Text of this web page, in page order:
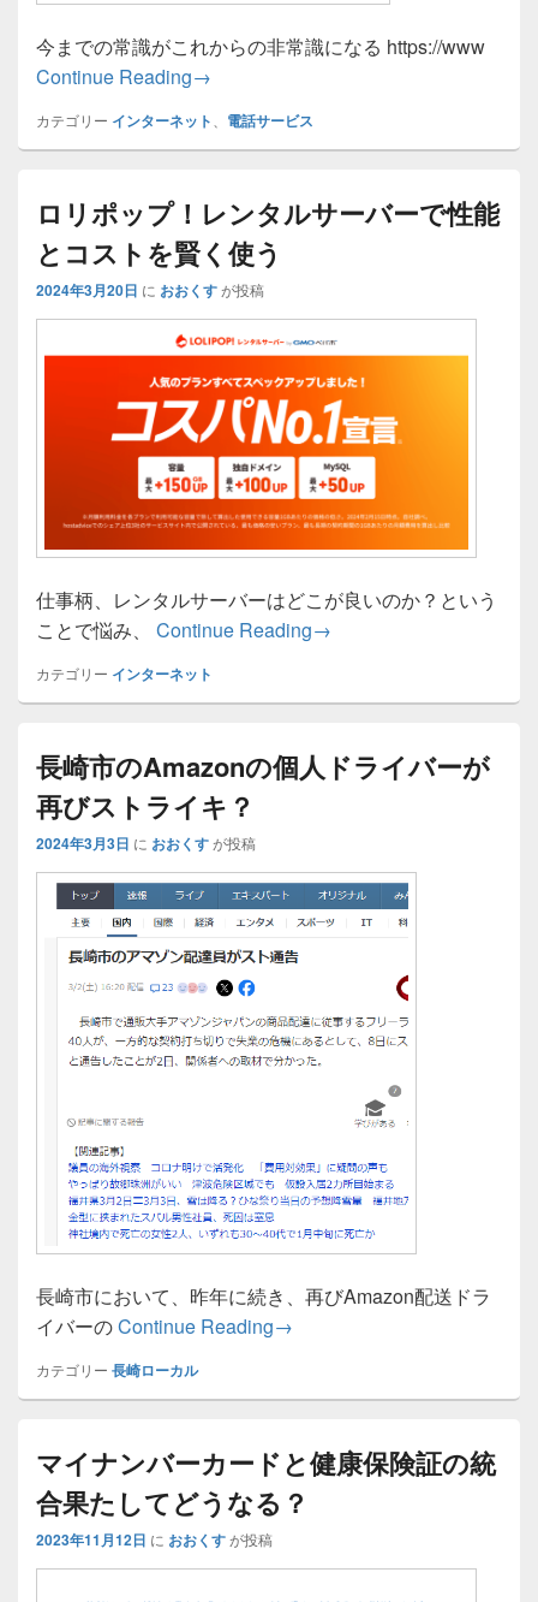
今までの常識がこれからの非常識になる https://www
Continue Reading電話のＩＰ化に伴う今後の流れを読み
→
カテゴリー インターネット 電話サービス
ロリポップ！レンタルサーバーで性能
とコストを賢く使う
2024年3月20日 に おおくすが投稿
仕事柄、レンタルサーバーはどこが良いのか？という
ことで悩み、 Continue Readingロリポップ！レンタルサ
→
カテゴリー インターネット
長崎市のAmazonの個人ドライバーが
再びストライキ？
2024年3月3日 に おおくすが投稿
長崎市において、昨年に続き、再びAmazon配送ドラ
イバーのContinue Reading長崎市のAmazonの個人ドラ
→
カテゴリー 長崎ローカル
マイナンバーカードと健康保険証の統
合果たしてどうなる？
2023年11月12日 に おおくすが投稿